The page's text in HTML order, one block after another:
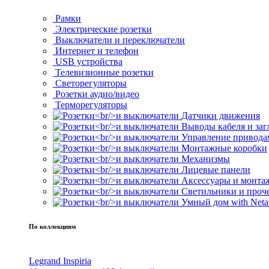
Рамки
Электрические розетки
Выключатели и переключатели
Интернет и телефон
USB устройства
Телевизионные розетки
Светорегуляторы
Розетки аудио/видео
Терморегуляторы
Датчики движения
Выводы кабеля и
Управление
Монтажные коробки
Механизмы
Лицевые панели
Аксессуары и
Светильники и
Умный дом with
По коллекциям
Legrand Inspiria